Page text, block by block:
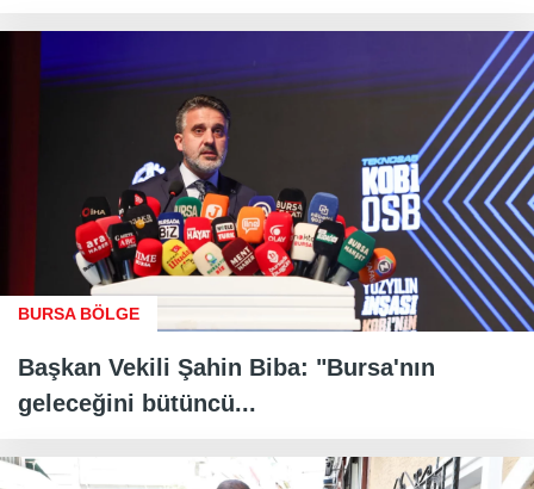
BURSA BÖLGE
Başkan Vekili Şahin Biba: "Bursa'nın
geleceğini bütüncü...